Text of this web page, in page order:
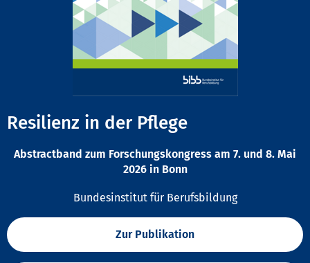
Resilienz in der Pflege
Abstractband zum Forschungskongress am 7. und 8. Mai
2026 in Bonn
Bundesinstitut für Berufsbildung
Zur Publikation